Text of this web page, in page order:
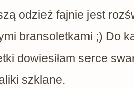
odzież fajnie jest
bransoletkami ;) Do
dowiesiłam serce
szklane.